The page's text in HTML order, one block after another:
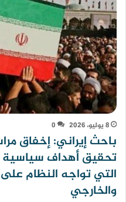
8 يوليو، 2026 0
باحث إيراني: إخفاق
تحقيق أهداف
التي تواجه النظام
والخارجي